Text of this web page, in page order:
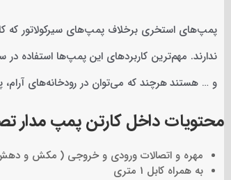
پمپ‌های استخری برخلاف پمپ‌های سیرکولاتور که
ندارند. مهم‌ترین کاربردهای این پمپ‌ها استفاده
و … هستند هرچند که می‌توان در رودخانه‌های آرام،
محتویات داخل کارتن پمپ مدار
مهره و اتصالات ورودی و خروجی ( مکش و
به همراه کابل 1 متری